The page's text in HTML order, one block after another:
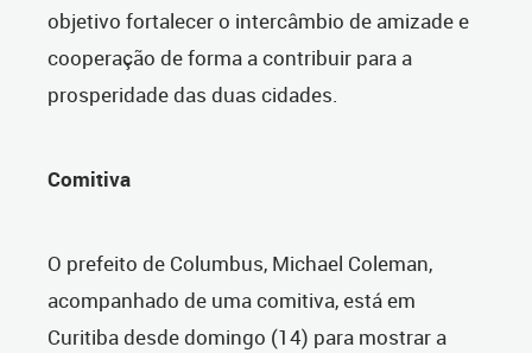
objetivo fortalecer o intercâmbio de amizade e
cooperação de forma a contribuir para a
prosperidade das duas cidades.
Comitiva
O prefeito de Columbus, Michael Coleman,
acompanhado de uma comitiva, está em
Curitiba desde domingo (14) para mostrar a